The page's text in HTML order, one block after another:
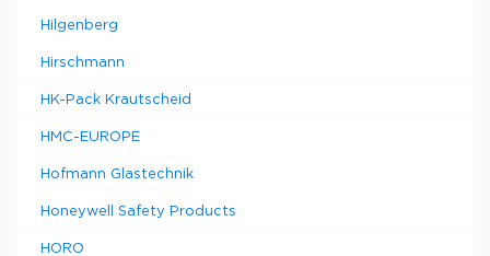
Hilgenberg
Hirschmann
HK-Pack Krautscheid
HMC-EUROPE
Hofmann Glastechnik
Honeywell Safety Products
HORO